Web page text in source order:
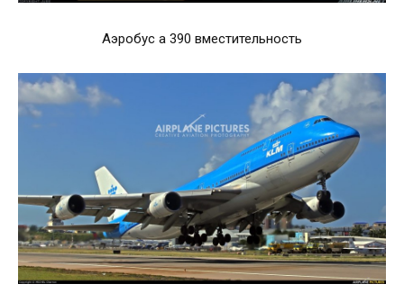
Аэробус а 390 вместительность